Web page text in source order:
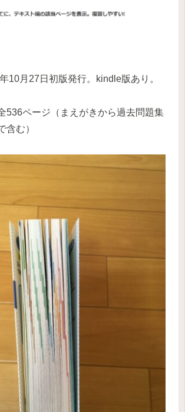
10月27日初版発行。kindle版あり。
536ページ（まえがきから過去問題集
含む）